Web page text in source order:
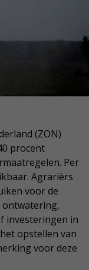
(ZON)
procent
Per
Agrariërs
voor de
ontwatering,
investeringen in
opstellen van
voor deze